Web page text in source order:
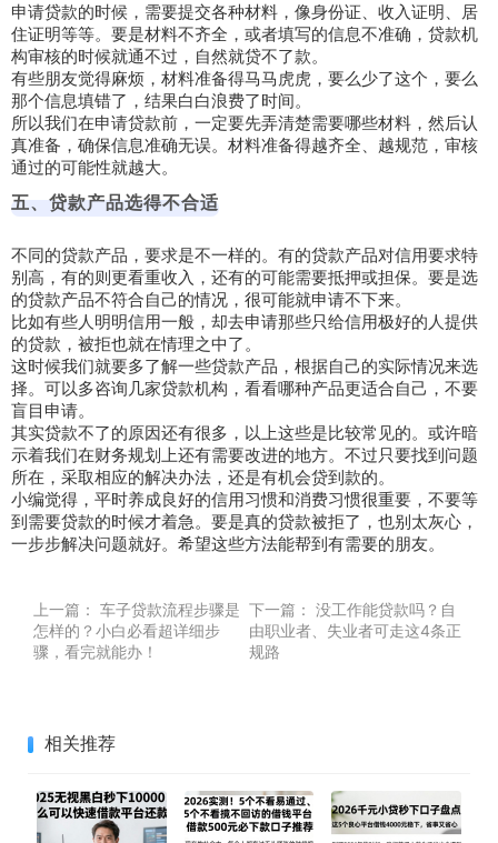
申请贷款的时候，需要提交各种材料，像身份证、收入证明、居
住证明等等。要是材料不齐全，或者填写的信息不准确，贷款机
构审核的时候就通不过，自然就贷不了款。
有些朋友觉得麻烦，材料准备得马马虎虎，要么少了这个，要么
那个信息填错了，结果白白浪费了时间。
所以我们在申请贷款前，一定要先弄清楚需要哪些材料，然后认
真准备，确保信息准确无误。材料准备得越齐全、越规范，审核
通过的可能性就越大。
五、贷款产品选得不合适
不同的贷款产品，要求是不一样的。有的贷款产品对信用要求特
别高，有的则更看重收入，还有的可能需要抵押或担保。要是选
的贷款产品不符合自己的情况，很可能就申请不下来。
比如有些人明明信用一般，却去申请那些只给信用极好的人提供
的贷款，被拒也就在情理之中了。
这时候我们就要多了解一些贷款产品，根据自己的实际情况来选
择。可以多咨询几家贷款机构，看看哪种产品更适合自己，不要
盲目申请。
其实贷款不了的原因还有很多，以上这些是比较常见的。或许暗
示着我们在财务规划上还有需要改进的地方。不过只要找到问题
所在，采取相应的解决办法，还是有机会贷到款的。
小编觉得，平时养成良好的信用习惯和消费习惯很重要，不要等
到需要贷款的时候才着急。要是真的贷款被拒了，也别太灰心，
一步步解决问题就好。希望这些方法能帮到有需要的朋友。
上一篇： 车子贷款流程步骤是
怎样的？小白必看超详细步
骤，看完就能办！
下一篇： 没工作能贷款吗？自
由职业者、失业者可走这4条正
规路
相关推荐